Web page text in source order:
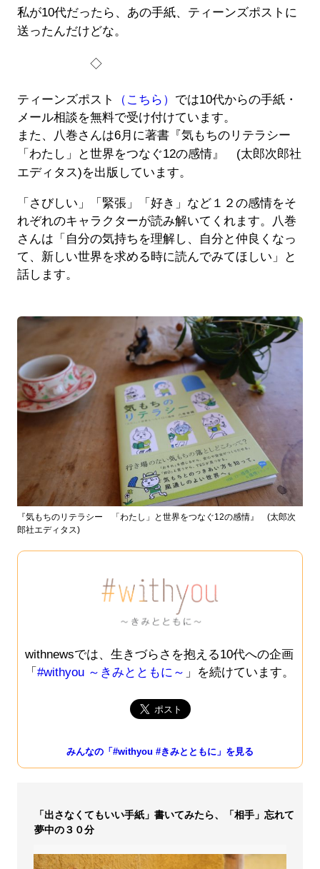
私が10代だったら、あの手紙、ティーンズポストに
送ったんだけどな。
◇
ティーンズポスト （こちら） では10代からの手紙・
メール相談を無料で受け付けています。
また、八巻さんは6月に著書『気もちのリテラシー
「わたし」と世界をつなぐ12の感情』 (太郎次郎社
エディタス)を出版しています。
「さびしい」「緊張」「好き」など１２の感情をそ
れぞれのキャラクターが読み解いてくれます。八巻
さんは「自分の気持ちを理解し、自分と仲良くなっ
て、新しい世界を求める時に読んでみてほしい」と
話します。
『気もちのリテラシー 「わたし」と世界をつなぐ12の感情』 (太郎次
郎社エディタス)
withnewsでは、生きづらさを抱える10代への企画
「#withyou ～きみとともに～ 」を続けています。
みんなの「#withyou #きみとともに」を見る
「出さなくてもいい手紙」書いてみたら、「相手」忘れて
夢中の３０分